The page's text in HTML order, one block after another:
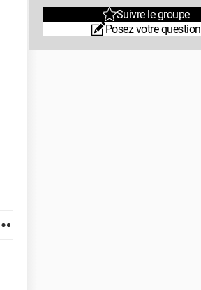
Suivre le groupe
Posez votre question